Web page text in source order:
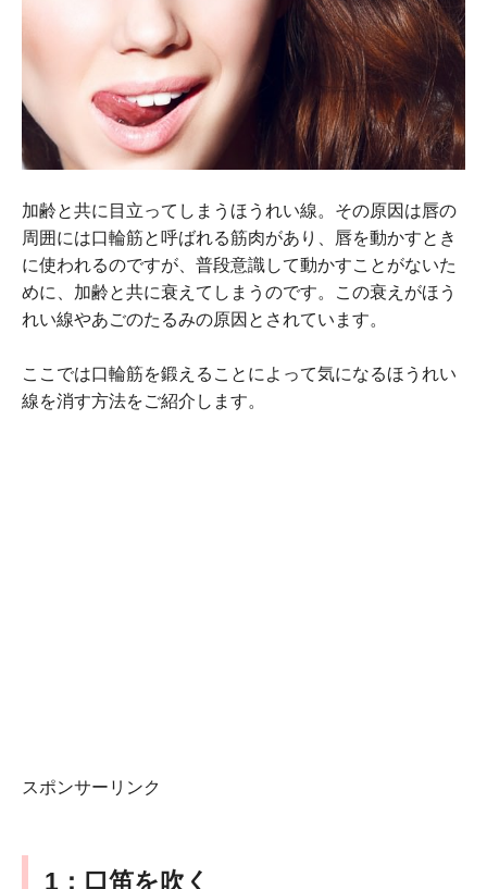
加齢と共に目立ってしまうほうれい線。その原因は唇の
周囲には口輪筋と呼ばれる筋肉があり、唇を動かすとき
に使われるのですが、普段意識して動かすことがないた
めに、加齢と共に衰えてしまうのです。この衰えがほう
れい線やあごのたるみの原因とされています。
ここでは口輪筋を鍛えることによって気になるほうれい
線を消す方法をご紹介します。
スポンサーリンク
1：口笛を吹く